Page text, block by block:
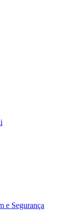
e Segurança